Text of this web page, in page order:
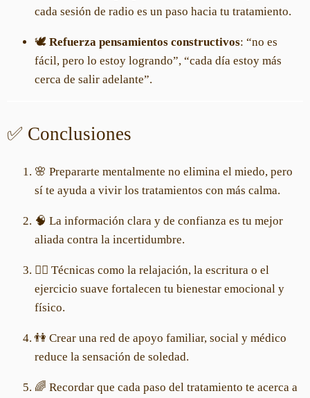
cada sesión de radio es un paso hacia tu tratamiento.
🕊️ Refuerza pensamientos constructivos: “no es
fácil, pero lo estoy logrando”, “cada día estoy más
cerca de salir adelante”.
✅ Conclusiones
🌸 Prepararte mentalmente no elimina el miedo, pero
sí te ayuda a vivir los tratamientos con más calma.
🧠 La información clara y de confianza es tu mejor
aliada contra la incertidumbre.
🧘‍♀️ Técnicas como la relajación, la escritura o el
ejercicio suave fortalecen tu bienestar emocional y
físico.
👫 Crear una red de apoyo familiar, social y médico
reduce la sensación de soledad.
🌈 Recordar que cada paso del tratamiento te acerca a